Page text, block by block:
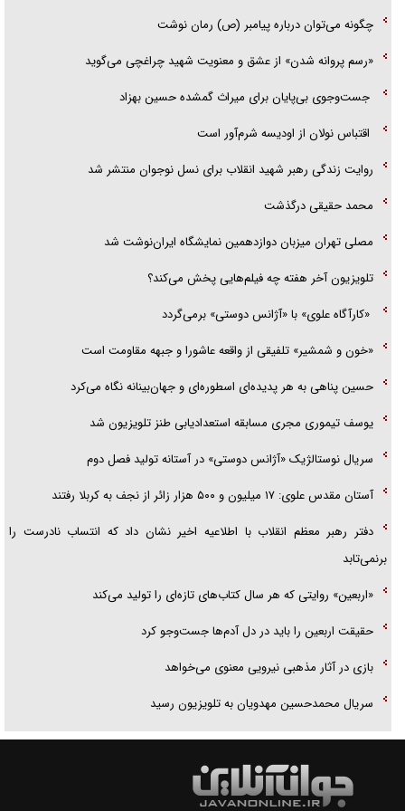
چگونه می‌توان درباره پیامبر (ص) رمان نوشت
«رسم پروانه شدن» از عشق و معنویت شهید چراغچی می‌گوید
جست‌وجوی بی‌پایان برای میراث گمشده حسین بهزاد
اقتباس نولان از اودیسه شرم‌آور است
روایت زندگی رهبر شهید انقلاب برای نسل نوجوان منتشر شد
محمد حقیقی درگذشت
مصلی تهران میزبان دوازدهمین نمایشگاه ایران‌نوشت شد
تلویزیون آخر هفته چه فیلم‌هایی پخش می‌کند؟
«کارآگاه علوی» با «آژانس دوستی» برمی‌گردد
«خون و شمشیر» تلفیقی از واقعه عاشورا و جبهه مقاومت است
حسین پناهی به هر پدیده‌ای اسطوره‌ای و جهان‌بینانه نگاه می‌کرد
یوسف تیموری مجری مسابقه استعدادیابی طنز تلویزیون شد
سریال نوستالژیک «آژانس دوستی» در آستانه تولید فصل دوم
آستان مقدس علوی: ۱۷ میلیون و ۵۰۰ هزار زائر از نجف به کربلا رفتند
دفتر رهبر معظم انقلاب با اطلاعیه اخیر نشان داد که انتساب نادرست را
برنمی‌تابد
«اربعین» روایتی که هر سال کتاب‌های تازه‌ای را تولید می‌کند
حقیقت اربعین را باید در دل آدم‌ها جست‌و‌جو کرد
بازی در آثار مذهبی نیرویی معنوی می‌خواهد
سریال محمدحسین مهدویان به تلویزیون رسید